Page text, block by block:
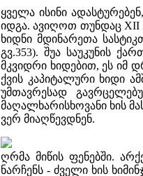
ყველა ისინი
იდგა. ავიღოთ თუნდაც XII
ხიდნი მდინარეთა
გვ.353). შუა საუკუნის
მკვიდრი ხიდებით, ეს
ქვის კაპიტალური ხიდი
უმთავრესად
მაღალხარისხოვანი ხის
ვერ მიაღწევდნენ.
ღრმა მიწის ფენებში.
ნარჩენს - ძველი ხის